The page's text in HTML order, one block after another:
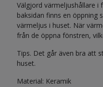
Välgjord värmeljushållare i
baksidan finns en
värmeljus i huset. När
från de öppna fönstren,
Tips. Det går även bra att
huset.
Material: Keramik